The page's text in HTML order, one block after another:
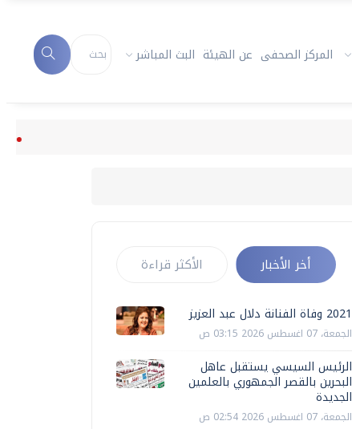
المركز الصحفى عن الهيئة البث المباشر
2021 وفاة الفنانة دلال عبد العزيز
أخر الأخبار الأكثر قراءة
2021 وفاة الفنانة دلال عبد العزيز
الجمعة، 07 اغسطس 2026 03:15 ص
الرئيس السيسي يستقبل عاهل
البحرين بالقصر الجمهوري بالعلمين
الجديدة
الجمعة، 07 اغسطس 2026 02:54 ص